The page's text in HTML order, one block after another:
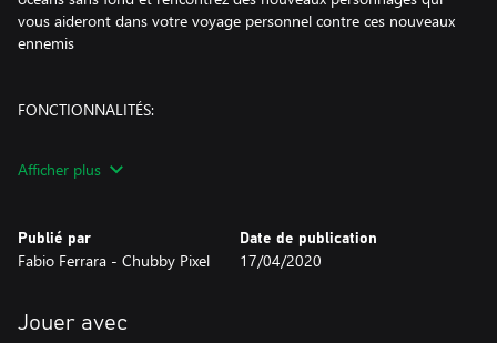
vous aideront dans votre voyage personnel contre ces nouveaux
ennemis
FONCTIONNALITÉS:
· Nouvelles capacités et énigmes rapides à résoudre
· Améliorations et objets pour améliorer votre personnage et vos
attaques
Afficher plus
Publié par
Fabio Ferrara - Chubby Pixel
Date de publication
17/04/2020
Jouer avec